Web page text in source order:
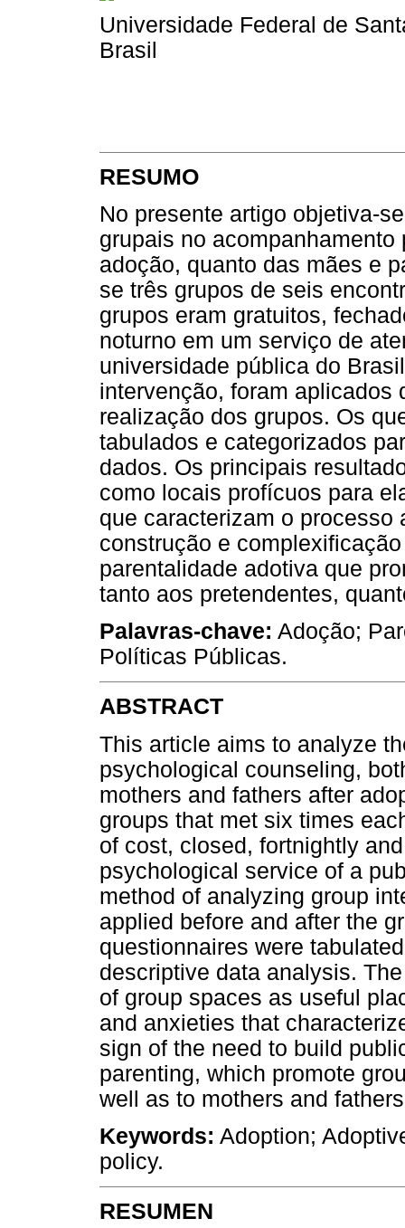
Universidade Federal de
Brasil
RESUMO
No presente artigo objetiva-
grupais no
adoção, quanto das mães e
se três grupos de seis
grupos eram gratuitos,
noturno em um serviço de
universidade pública do
intervenção, foram aplicados
realização dos grupos. Os
tabulados e categorizados
dados. Os principais
como locais profícuos para
que caracterizam o
construção e
parentalidade adotiva que
tanto aos pretendentes,
Palavras-chave: Adoção;
Políticas Públicas.
ABSTRACT
This article aims to analyze
psychological counseling,
mothers and fathers after
groups that met six times
of cost, closed, fortnightly
psychological service of a
method of analyzing group
applied before and after the
questionnaires were
descriptive data analysis.
of group spaces as useful
and anxieties that
sign of the need to build
parenting, which promote
well as to mothers and
Keywords: Adoption;
policy.
RESUMEN